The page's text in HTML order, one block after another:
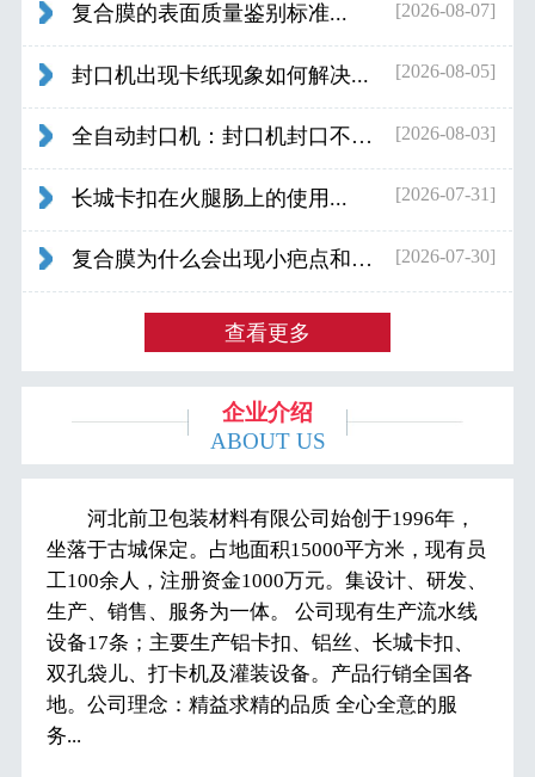
复合膜的表面质量鉴别标准... [2026-08-07]
封口机出现卡纸现象如何解决... [2026-08-05]
全自动封口机：封口机封口不好应检查什... [2026-08-03]
长城卡扣在火腿肠上的使用... [2026-07-31]
复合膜为什么会出现小疤点和波浪纹... [2026-07-30]
查看更多
企业介绍
ABOUT US
河北前卫包装材料有限公司始创于1996年，
坐落于古城保定。占地面积15000平方米，现有员
工100余人，注册资金1000万元。集设计、研发、
生产、销售、服务为一体。 公司现有生产流水线
设备17条；主要生产铝卡扣、铝丝、长城卡扣、
双孔袋儿、打卡机及灌装设备。产品行销全国各
地。公司理念：精益求精的品质 全心全意的服
务...